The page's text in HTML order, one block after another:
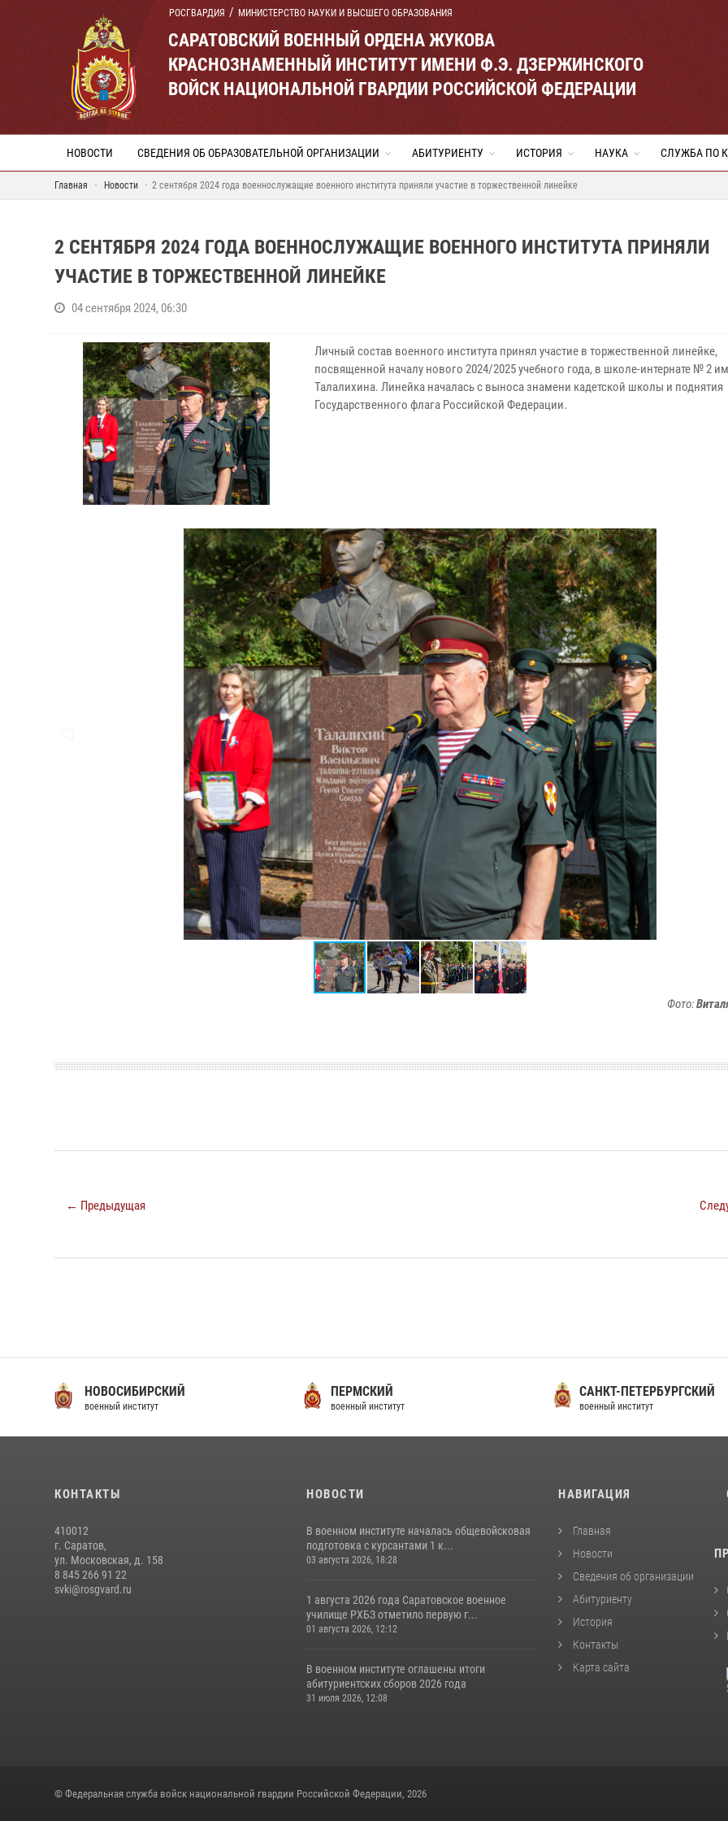
РОСГВАРДИЯ МИНИСТЕРСТВО НАУКИ И ВЫСШЕГО ОБРАЗОВАНИЯ
САРАТОВСКИЙ ВОЕННЫЙ ОРДЕНА ЖУКОВА
КРАСНОЗНАМЕННЫЙ ИНСТИТУТ ИМЕНИ Ф.Э. ДЗЕРЖИНСКОГО
ВОЙСК НАЦИОНАЛЬНОЙ ГВАРДИИ РОССИЙСКОЙ ФЕДЕРАЦИИ
НОВОСТИ СВЕДЕНИЯ ОБ ОБРАЗОВАТЕЛЬНОЙ ОРГАНИЗАЦИИ АБИТУРИЕНТУ ИСТОРИЯ НАУКА СЛУЖБА ПО
Главная Новости 2 сентября 2024 года военнослужащие военного института приняли участие в торжественной линейке
2 СЕНТЯБРЯ 2024 ГОДА ВОЕННОСЛУЖАЩИЕ ВОЕННОГО ИНСТИТУТА ПРИНЯЛИ
УЧАСТИЕ В ТОРЖЕСТВЕННОЙ ЛИНЕЙКЕ
04 сентября 2024, 06:30
Личный состав военного института принял участие в торжественной линейке,
посвященной началу нового 2024/2025 учебного года, в школе-интернате № 2
Талалихина. Линейка началась с выноса знамени кадетской школы и поднятия
Государственного флага Российской Федерации.
Фото:
← Предыдущая
НОВОСИБИРСКИЙ
военный институт
ПЕРМСКИЙ
военный институт
САНКТ-ПЕТЕРБУРГСКИЙ
военный институт
КОНТАКТЫ
410012
г. Саратов,
ул. Московская, д. 158
8 845 266 91 22
svki@rosgvard.ru
НОВОСТИ
В военном институте началась общевойсковая
подготовка с курсантами 1 к...
03 августа 2026, 18:28
1 августа 2026 года Саратовское военное
училище РХБЗ отметило первую г...
01 августа 2026, 12:12
В военном институте оглашены итоги
абитуриентских сборов 2026 года
31 июля 2026, 12:08
НАВИГАЦИЯ
Главная
Новости
Сведения об организации
Абитуриенту
История
Контакты
Карта сайта
© Федеральная служба войск национальной гвардии Российской Федерации, 2026